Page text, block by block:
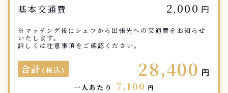
基本交通費 2,000 円
※マッチング後にシェフから出張先への交通費をお知らせ
いたします。
詳しくは注意事項をご確認ください。
合計 (税込) 28,400 円
一人あたり 7,100 円